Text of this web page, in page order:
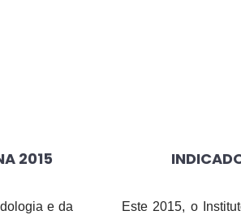
2015
e da
Este 2015, o